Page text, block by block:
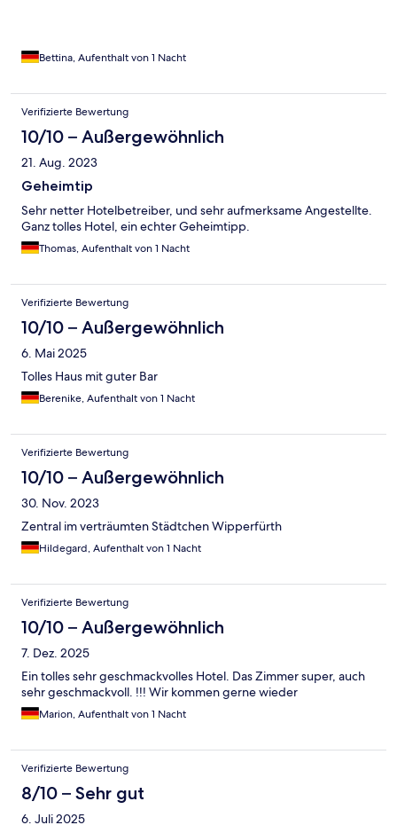
Bettina, Aufenthalt von 1 Nacht
Verifizierte Bewertung
10/10 – Außergewöhnlich
21. Aug. 2023
Geheimtip
Sehr netter Hotelbetreiber, und sehr aufmerksame Angestellte.
Ganz tolles Hotel, ein echter Geheimtipp.
Thomas, Aufenthalt von 1 Nacht
Verifizierte Bewertung
10/10 – Außergewöhnlich
6. Mai 2025
Tolles Haus mit guter Bar
Berenike, Aufenthalt von 1 Nacht
Verifizierte Bewertung
10/10 – Außergewöhnlich
30. Nov. 2023
Zentral im verträumten Städtchen Wipperfürth
Hildegard, Aufenthalt von 1 Nacht
Verifizierte Bewertung
10/10 – Außergewöhnlich
7. Dez. 2025
Ein tolles sehr geschmackvolles Hotel. Das Zimmer super, auch
sehr geschmackvoll. !!! Wir kommen gerne wieder
Marion, Aufenthalt von 1 Nacht
Verifizierte Bewertung
8/10 – Sehr gut
6. Juli 2025